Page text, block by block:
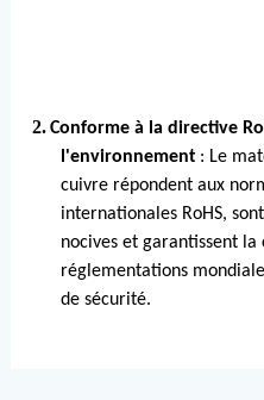
2.Conforme à la directive
l'environnement : Le
cuivre répondent aux
internationales RoHS,
nocives et garantissent
réglementations
de sécurité.